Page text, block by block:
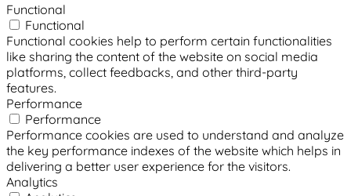
Functional
Functional
Functional cookies help to perform certain functionalities
like sharing the content of the website on social media
platforms, collect feedbacks, and other third-party
features.
Performance
Performance
Performance cookies are used to understand and analyze
the key performance indexes of the website which helps in
delivering a better user experience for the visitors.
Analytics